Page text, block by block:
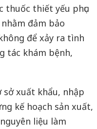
thuốc thiết yếu phục
đảm bảo
để xảy ra tình
tác khám bệnh,
sở xuất khẩu, nhập
kế hoạch sản xuất,
liệu làm